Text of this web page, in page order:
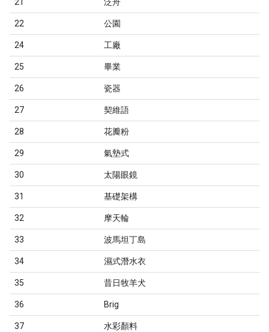
22 公園
24 工廠
25 畢業
26 瓷器
27 契維語
28 花瓣粉
29 氣墊式
30 太陽眼鏡
31 基礎架構
32 摩天輪
33 波馬坦丁島
34 濕式潛水衣
35 昔日牧羊犬
36 Brig
37 水彩顏料